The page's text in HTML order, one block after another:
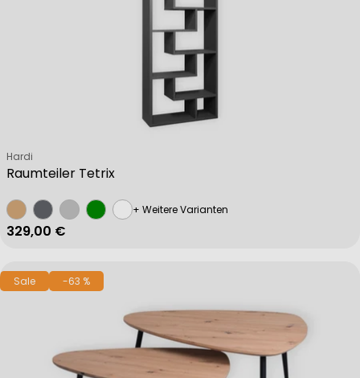
Raumteiler Tetrix
Verkäufer:
Hardi
+ Weitere Varianten
Regulärer Preis
329,00 €
Sale -63 %